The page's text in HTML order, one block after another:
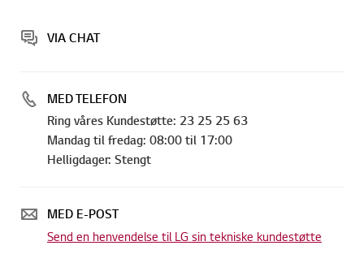
VIA CHAT
MED TELEFON
Ring våres Kundestøtte: 23 25 25 63
Mandag til fredag: 08:00 til 17:00
Helligdager: Stengt
MED E-POST
Send en henvendelse til LG sin tekniske kundestøtte